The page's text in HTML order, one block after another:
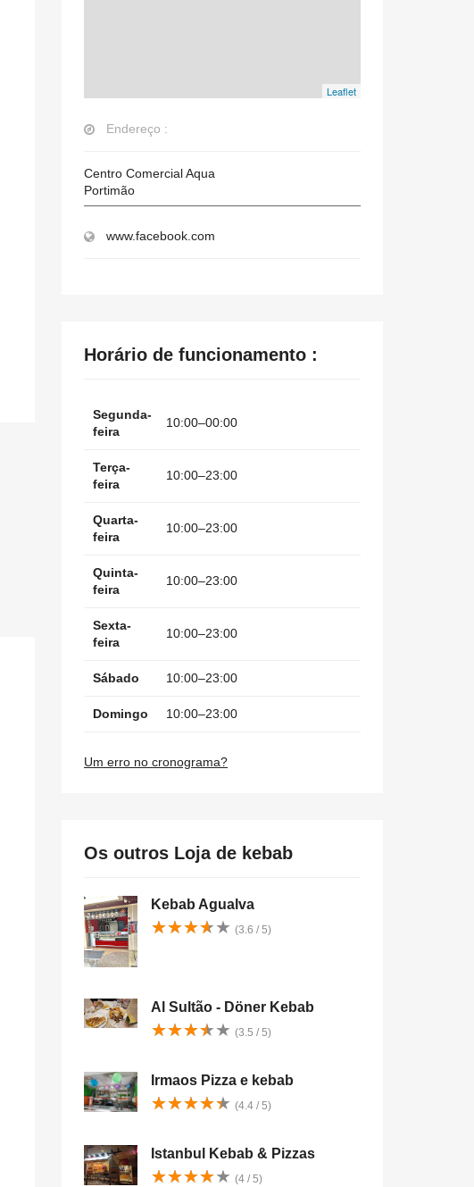
Leaflet
Endereço :
Centro Comercial Aqua
Portimão
www.facebook.com
Horário de funcionamento :
Segunda-
feira
10:00–00:00
Terça-
feira
10:00–23:00
Quarta-
feira
10:00–23:00
Quinta-
feira
10:00–23:00
Sexta-
feira
10:00–23:00
Sábado 10:00–23:00
Domingo 10:00–23:00
Um erro no cronograma?
Os outros Loja de kebab
Kebab Agualva
★★★★★
★★★★★ (3.6 / 5)
Al Sultão - Döner Kebab
★★★★★
★★★★★ (3.5 / 5)
Irmaos Pizza e kebab
★★★★★
★★★★★ (4.4 / 5)
Istanbul Kebab & Pizzas
★★★★★
★★★★★ (4 / 5)